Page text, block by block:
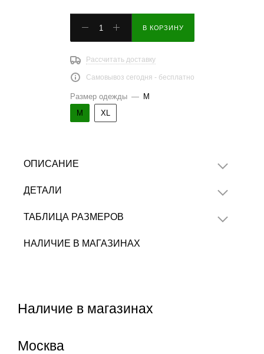
В КОРЗИНУ
Рассчитать доставку
Самовывоз сегодня - бесплатно
Размер одежды — M
M
XL
ОПИСАНИЕ
ДЕТАЛИ
ТАБЛИЦА РАЗМЕРОВ
НАЛИЧИЕ В МАГАЗИНАХ
Наличие в магазинах
Москва